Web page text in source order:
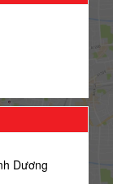
Dương